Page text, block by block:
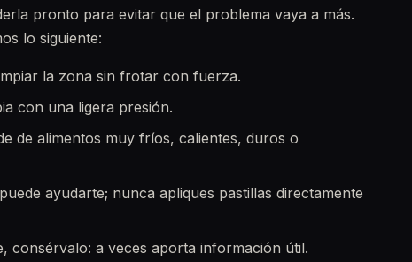
pronto para evitar que el problema vaya a más.
lo siguiente:
la zona sin frotar con fuerza.
con una ligera presión.
de alimentos muy fríos, calientes, duros o
ayudarte; nunca apliques pastillas directamente
consérvalo: a veces aporta información útil.